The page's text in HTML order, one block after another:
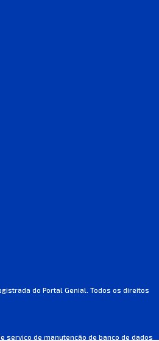
serviço de manutenção de banco de dados
do Portal Genial. Todos os direitos